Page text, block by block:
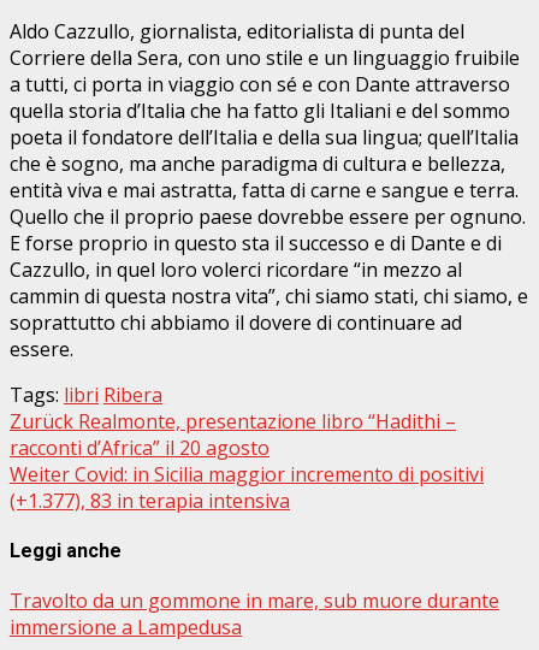
Aldo Cazzullo, giornalista, editorialista di punta del
Corriere della Sera, con uno stile e un linguaggio fruibile
a tutti, ci porta in viaggio con sé e con Dante attraverso
quella storia d’Italia che ha fatto gli Italiani e del sommo
poeta il fondatore dell’Italia e della sua lingua; quell’Italia
che è sogno, ma anche paradigma di cultura e bellezza,
entità viva e mai astratta, fatta di carne e sangue e terra.
Quello che il proprio paese dovrebbe essere per ognuno.
E forse proprio in questo sta il successo e di Dante e di
Cazzullo, in quel loro volerci ricordare “in mezzo al
cammin di questa nostra vita”, chi siamo stati, chi siamo, e
soprattutto chi abbiamo il dovere di continuare ad
essere.
Tags: libri Ribera
Beitragsnavigation
Zurück Realmonte, presentazione libro “Hadithi –
racconti d’Africa” il 20 agosto
WeiterCovid: in Sicilia maggior incremento di positivi
(+1.377), 83 in terapia intensiva
Leggi anche
Travolto da un gommone in mare, sub muore durante
immersione a Lampedusa